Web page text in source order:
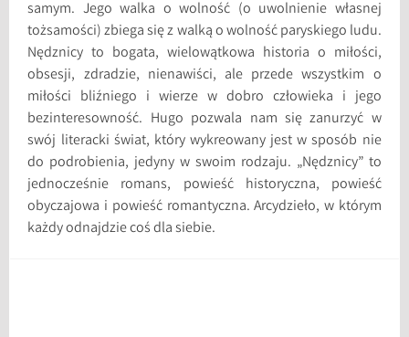
samym. Jego walka o wolność (o uwolnienie własnej
tożsamości) zbiega się z walką o wolność paryskiego ludu.
Nędznicy to bogata, wielowątkowa historia o miłości,
obsesji, zdradzie, nienawiści, ale przede wszystkim o
miłości bliźniego i wierze w dobro człowieka i jego
bezinteresowność. Hugo pozwala nam się zanurzyć w
swój literacki świat, który wykreowany jest w sposób nie
do podrobienia, jedyny w swoim rodzaju. „Nędznicy” to
jednocześnie romans, powieść historyczna, powieść
obyczajowa i powieść romantyczna. Arcydzieło, w którym
każdy odnajdzie coś dla siebie.